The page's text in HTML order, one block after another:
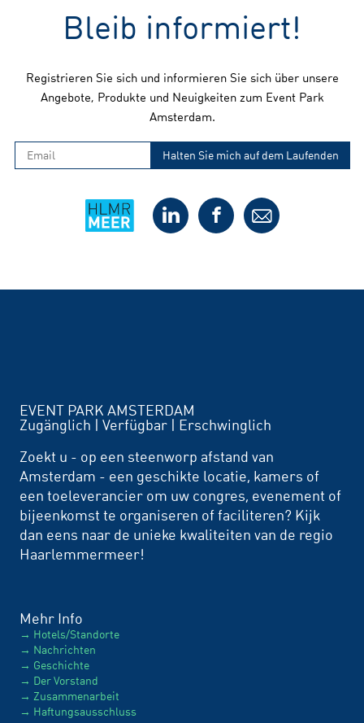
Bleib informiert!
Registrieren Sie sich und informieren Sie sich über unsere
Angebote, Produkte und Neuigkeiten zum Event Park
Amsterdam.
EVENT PARK AMSTERDAM
Zugänglich | Verfügbar | Erschwinglich
Zoekt u - op een steenworp afstand van
Amsterdam - een geschikte locatie, kamers of
een toeleverancier om uw congres, evenement of
bijeenkomst te organiseren of faciliteren? Kijk
dan eens naar de unieke kwaliteiten van de regio
Haarlemmermeer!
Mehr Info
Hotels/Standorte
Nachrichten
Geschichte
Der Vorstand
Zusammenarbeit
Haftungsausschluss